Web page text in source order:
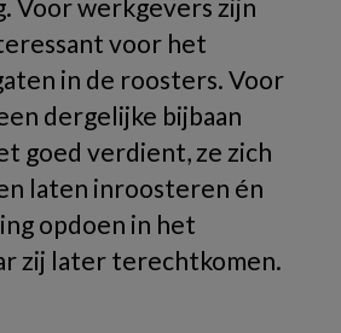
Voor werkgevers zijn
voor het
in de roosters. Voor
dergelijke bijbaan
goed verdient, ze zich
laten inroosteren én
opdoen in het
zij later terechtkomen.